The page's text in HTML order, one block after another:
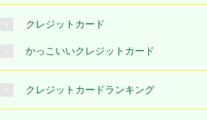
クレジットカード
かっこいいクレジットカード
クレジットカードランキング